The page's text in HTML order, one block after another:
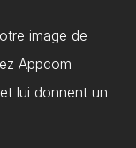
image de
Appcom
lui donnent un